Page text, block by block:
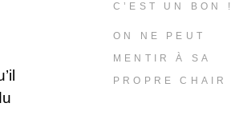
C’EST UN BON !
ON NE PEUT
MENTIR À SA
PROPRE CHAIR